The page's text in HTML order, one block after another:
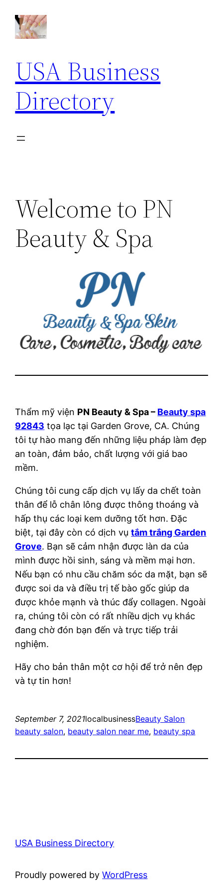
content
USA Business
Directory
Welcome to PN
Beauty & Spa
Thẩm mỹ viện PN Beauty & Spa – Beauty spa
92843 tọa lạc tại Garden Grove, CA. Chúng
tôi tự hào mang đến những liệu pháp làm đẹp
an toàn, đảm bảo, chất lượng với giá bao
mềm.
Chúng tôi cung cấp dịch vụ lấy da chết toàn
thân để lỗ chân lông được thông thoáng và
hấp thụ các loại kem dưỡng tốt hơn. Đặc
biệt, tại đây còn có dịch vụtắm trắng Garden
Grove. Bạn sẽ cảm nhận được làn da của
mình được hồi sinh, sáng và mềm mại hơn.
Nếu bạn có nhu cầu chăm sóc da mặt, bạn sẽ
được soi da và điều trị tế bào gốc giúp da
được khỏe mạnh và thúc đẩy collagen. Ngoài
ra, chúng tôi còn có rất nhiều dịch vụ khác
đang chờ đón bạn đến và trực tiếp trải
nghiệm.
Hãy cho bản thân một cơ hội để trở nên đẹp
và tự tin hơn!
September 7, 2021localbusinessBeauty Salon
beauty salon, beauty salon near me, beauty spa
USA Business Directory
Proudly powered byWordPress